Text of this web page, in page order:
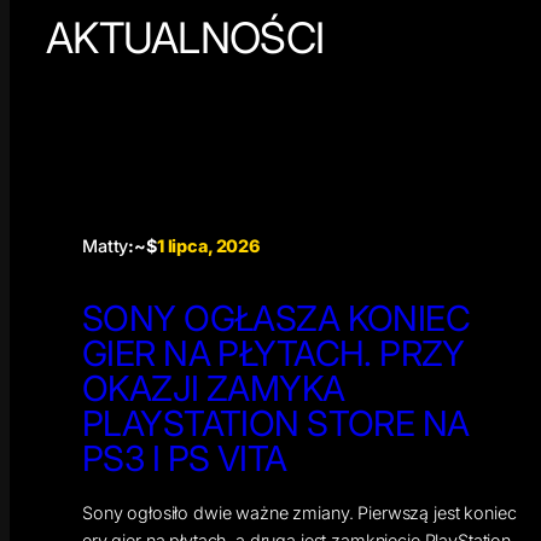
AKTUALNOŚCI
Matty:~$1 lipca, 2026
SONY OGŁASZA KONIEC
GIER NA PŁYTACH. PRZY
OKAZJI ZAMYKA
PLAYSTATION STORE NA
PS3 I PS VITA
Sony ogłosiło dwie ważne zmiany. Pierwszą jest koniec